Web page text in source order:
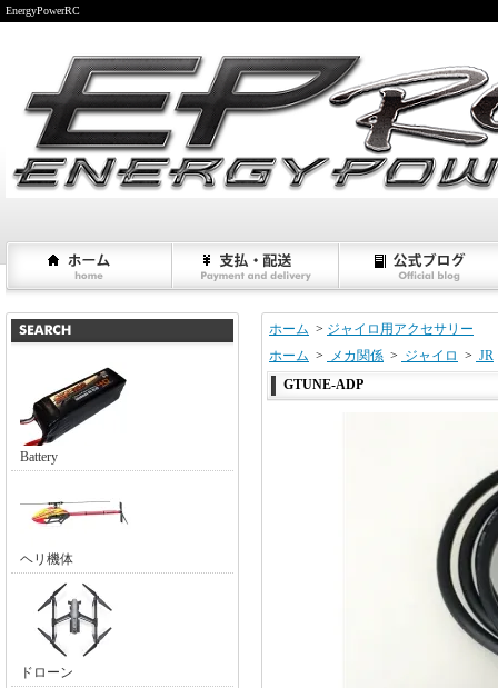
EnergyPowerRC
Battery
ヘリ機体
ドローン
ホーム > ジャイロ用アクセサリー
ホーム > メカ関係 > ジャイロ > JR
GTUNE-ADP